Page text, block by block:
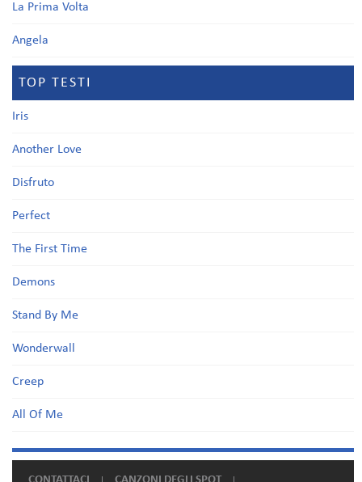
La Prima Volta
Angela
TOP TESTI
Iris
Another Love
Disfruto
Perfect
The First Time
Demons
Stand By Me
Wonderwall
Creep
All Of Me